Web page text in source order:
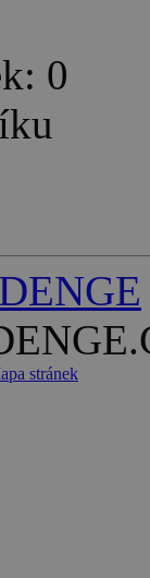
0
stránek